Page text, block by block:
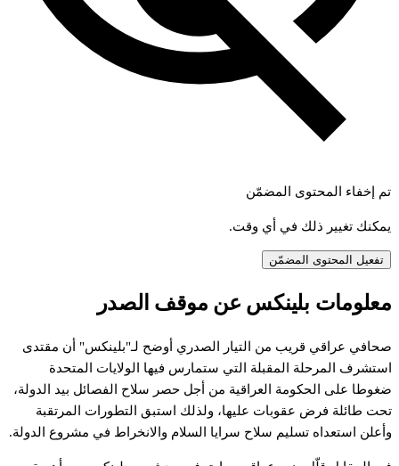
تم إخفاء المحتوى المضمّن
يمكنك تغيير ذلك في أي وقت.
تفعيل المحتوى المضمّن
معلومات بلينكس عن موقف الصدر
صحافي عراقي قريب من التيار الصدري أوضح لـ"بلينكس" أن مقتدى
استشرف المرحلة المقبلة التي ستمارس فيها الولايات المتحدة
ضغوطا على الحكومة العراقية من أجل حصر سلاح الفصائل بيد الدولة،
تحت طائلة فرض عقوبات عليها، ولذلك استبق التطورات المرتقبة
وأعلن استعداه تسليم سلاح سرايا السلام والانخراط في مشروع الدولة.